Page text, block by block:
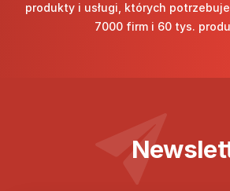
produkty i usługi, których
7000 firm i 60 tys.